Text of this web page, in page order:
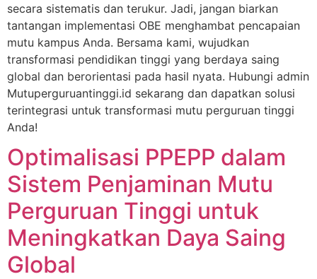
secara sistematis dan terukur. Jadi, jangan biarkan
tantangan implementasi OBE menghambat pencapaian
mutu kampus Anda. Bersama kami, wujudkan
transformasi pendidikan tinggi yang berdaya saing
global dan berorientasi pada hasil nyata. Hubungi admin
Mutuperguruantinggi.id sekarang dan dapatkan solusi
terintegrasi untuk transformasi mutu perguruan tinggi
Anda!
Optimalisasi PPEPP dalam
Sistem Penjaminan Mutu
Perguruan Tinggi untuk
Meningkatkan Daya Saing
Global